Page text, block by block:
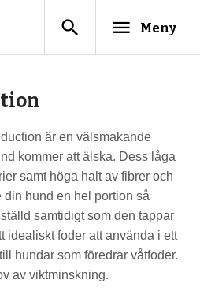
search menu Meny
är en välsmakande
kommer att älska. Dess låga
samt höga halt av fibrer och
din hund en hel portion så
samtidigt som den tappar
idealiskt foder att använda i ett
hundar som föredrar våtfoder.
av viktminskning.